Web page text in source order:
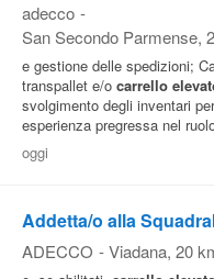
adecco -
San Secondo Parmense,
e gestione delle spedizioni;
transpallet e/o carrello
svolgimento degli inventari
esperienza pregressa nel
oggi
Addetta/o alla
ADECCO - Viadana, 20